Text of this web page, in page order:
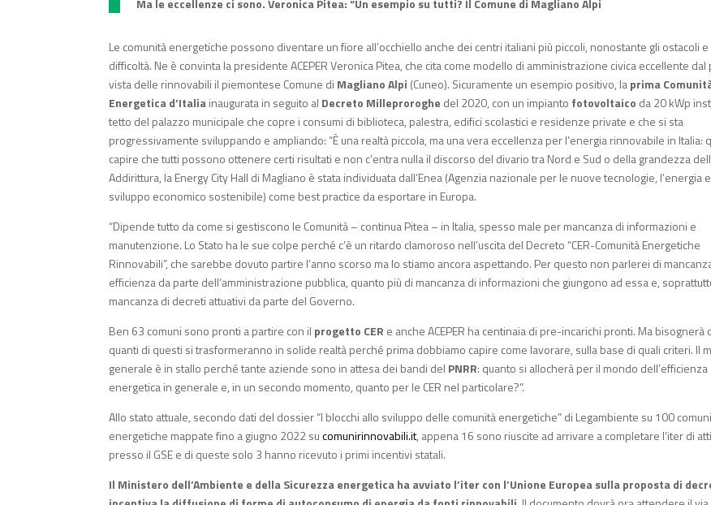
Ma le eccellenze ci sono. Veronica Pitea: “Un esempio su tutti? Il Comune di Magliano Alpi
Le comunità energetiche possono diventare un fiore all’occhiello anche dei centri italiani più piccoli, nonostante gli ostacoli e
difficoltà. Ne è convinta la presidente ACEPER Veronica Pitea, che cita come modello di amministrazione civica eccellente dal
vista delle rinnovabili il piemontese Comune di Magliano Alpi (Cuneo). Sicuramente un esempio positivo, laprima
Energetica d’Italiainaugurata in seguito al Decreto Milleproroghe del 2020, con un impianto fotovoltaico da 20 kWp
tetto del palazzo municipale che copre i consumi di biblioteca, palestra, edifici scolastici e residenze private e che si sta
progressivamente sviluppando e ampliando: “È una realtà piccola, ma una vera eccellenza per l’energia rinnovabile in Italia:
capire che tutti possono ottenere certi risultati e non c’entra nulla il discorso del divario tra Nord e Sud o della grandezza
Addirittura, la Energy City Hall di Magliano è stata individuata dall’Enea (Agenzia nazionale per le nuove tecnologie, l’energia
sviluppo economico sostenibile) come best practice da esportare in Europa.
“Dipende tutto da come si gestiscono le Comunità – continua Pitea – in Italia, spesso male per mancanza di informazioni e
manutenzione. Lo Stato ha le sue colpe perché c’è un ritardo clamoroso nell’uscita del Decreto “CER-Comunità Energetiche
Rinnovabili”, che sarebbe dovuto partire l’anno scorso ma lo stiamo ancora aspettando. Per questo non parlerei di
efficienza da parte dell’amministrazione pubblica, quanto più di mancanza di informazioni che giungono ad essa e,
mancanza di decreti attuativi da parte del Governo.
Ben 63 comuni sono pronti a partire con il progetto CER e anche ACEPER ha centinaia di pre-incarichi pronti. Ma bisognerà
quanti di questi si trasformeranno in solide realtà perché prima dobbiamo capire come lavorare, sulla base di quali criteri. Il
generale è in stallo perché tante aziende sono in attesa dei bandi del PNRR: quanto si allocherà per il mondo dell’efficienza
energetica in generale e, in un secondo momento, quanto per le CER nel particolare?”.
Allo stato attuale, secondo dati del dossier “I blocchi allo sviluppo delle comunità energetiche” di Legambiente su 100
energetiche mappate fino a giugno 2022 sucomunirinnovabili.it, appena 16 sono riuscite ad arrivare a completare l’iter di
presso il GSE e di queste solo 3 hanno ricevuto i primi incentivi statali.
Il Ministero dell’Ambiente e della Sicurezza energetica ha avviato l’iter con l’Unione Europea sulla proposta di